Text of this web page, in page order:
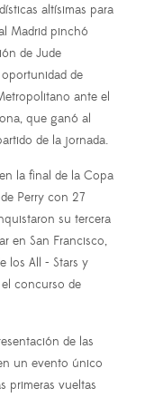
altísimas para
Madrid pinchó
de Jude
de
ante el
que ganó al
de la jornada.
la final de la Copa
Perry con 27
su tercera
en San Francisco,
los All - Stars y
concurso de
de las
un evento único
primeras vueltas